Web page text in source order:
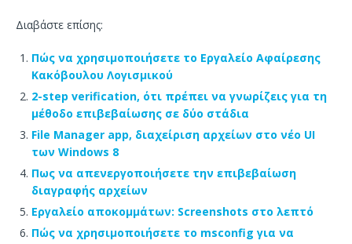
Διαβάστε επίσης:
Πώς να χρησιμοποιήσετε το Εργαλείο Αφαίρεσης
Κακόβουλου Λογισμικού
2-step verification, ότι πρέπει να γνωρίζεις για τη
μέθοδο επιβεβαίωσης σε δύο στάδια
File Manager app, διαχείριση αρχείων στο νέο UI
των Windows 8
Πως να απενεργοποιήσετε την επιβεβαίωση
διαγραφής αρχείων
Εργαλείο αποκομμάτων: Screenshots στο λεπτό
Πώς να χρησιμοποιήσετε το msconfig για να